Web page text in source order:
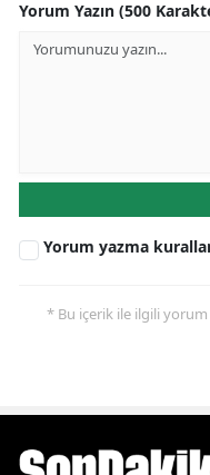
Yorum Yazın (500
Yorum yazma
* Bu içerik ile ilgili yorum